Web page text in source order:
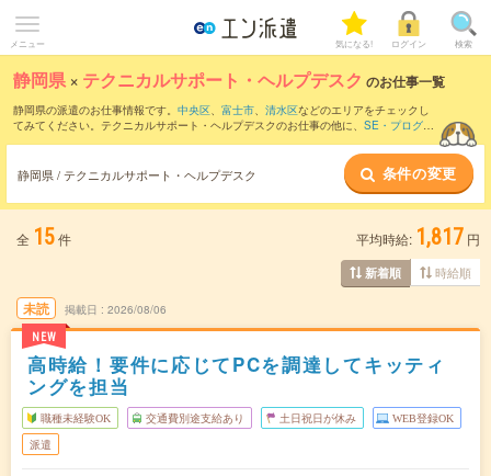
メニュー 気になる! ログイン 検索
静岡県 × テクニカルサポート・ヘルプデスク のお仕事一覧
静岡県の派遣のお仕事情報です。 中央区、 富士市、 清水区などのエリアをチェックし
てみてください。テクニカルサポート・ヘルプデスクのお仕事の他に、 SE・プログラ
職種未経験OKなど
のこだわり条件で絞り込んでいただけます。職種辞典：
テクニカルサポート・ヘルプ
デスクのお仕事とは？とは？
静岡県 / テクニカルサポート・ヘルプデスク 条件の変更
全 15件 平均時給: 1,817 円
新着順 時給順
未読
NEW
掲載日 2026/08/06
高時給！要件に応じてPCを調達してキッティ
ングを担当
職種未経験OK 交通費別途支給あり 土日祝日が休み WEB登録OK
派遣